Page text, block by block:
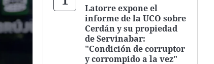
Latorre expone el
informe de la UCO sobre
Cerdán y su propiedad
de Servinabar:
"Condición de corruptor
y corrompido a la vez"